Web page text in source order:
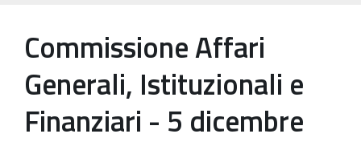
Commissione Affari
Generali, Istituzionali e
Finanziari - 5 dicembre